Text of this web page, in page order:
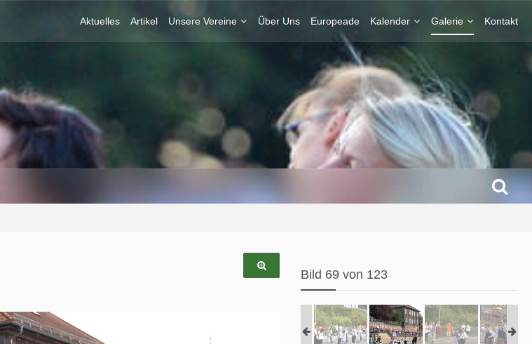
Aktuelles Artikel Unsere Vereine Über Uns Europeade Kalender Galerie Kontakt
Bild 69 von 123